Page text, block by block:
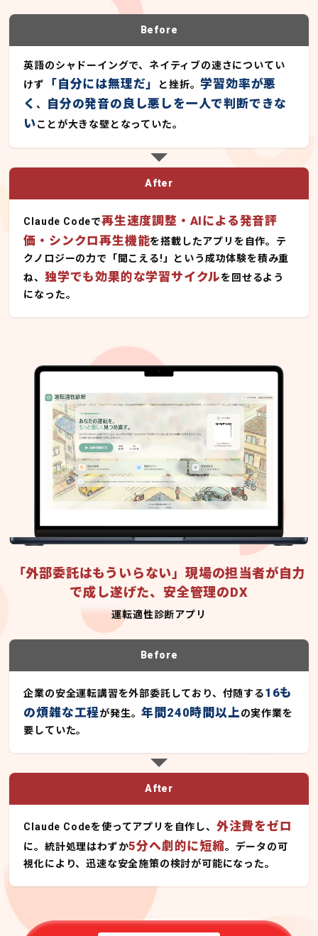
Before
英語のシャドーイングで、ネイティブの速さについてい
けず
「自分には無理だ」 と挫折。学習効率が悪
く、
自分の発音の良し悪しを一人で判断できな
いことが大きな壁となっていた。
After
Claude Codeで再生速度調整・AIによる発音評
価・シンクロ再生機能を搭載したアプリを自作。テ
クノロジーの力で「聞こえる!」という成功体験を積み重
ね、独学でも効果的な学習サイクルを回せるよう
になった。
「外部委託はもういらない」現場の担当者が自力
で成し遂げた、安全管理のDX
運転適性診断アプリ
Before
企業の安全運転講習を外部委託しており、付随する16も
の煩雑な工程が発生。年間240時間以上の実作業を
要していた。
After
Claude Codeを使ってアプリを自作し、 外注費をゼロ
に。統計処理はわずか5分へ劇的に短縮。データの可
視化により、迅速な安全施策の検討が可能になった。